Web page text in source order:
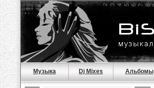
Музыка Dj Mixes Альбомы